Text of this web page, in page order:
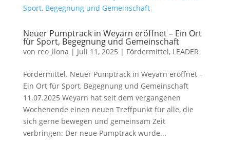
Neuer Pumptrack in Weyarn eröffnet – Ein Ort
für Sport, Begegnung und Gemeinschaft
von reo_ilona | Juli 11, 2025 | Fördermittel, LEADER
Fördermittel. Neuer Pumptrack in Weyarn eröffnet –
Ein Ort für Sport, Begegnung und Gemeinschaft
11.07.2025 Weyarn hat seit dem vergangenen
Wochenende einen neuen Treffpunkt für alle, die
sich gerne bewegen und gemeinsam Zeit
verbringen: Der neue Pumptrack wurde...